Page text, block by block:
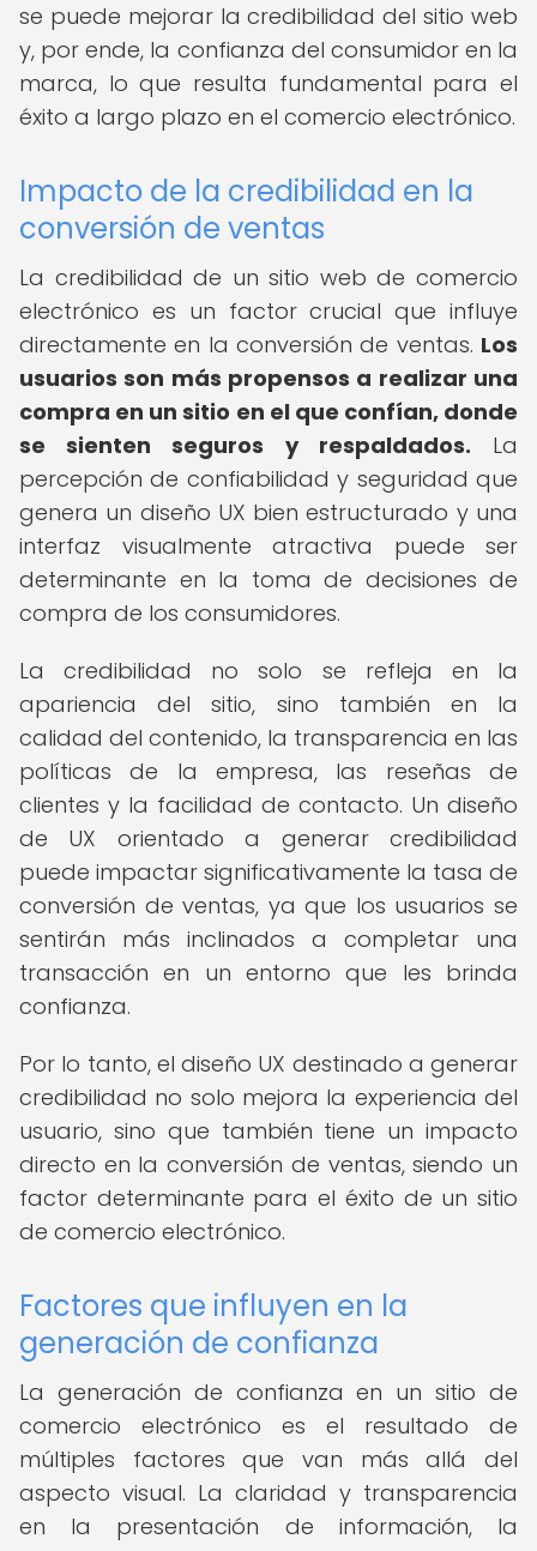
se puede mejorar la credibilidad del sitio web
y, por ende, la confianza del consumidor en la
marca, lo que resulta fundamental para el
éxito a largo plazo en el comercio electrónico.
Impacto de la credibilidad en la
conversión de ventas
La credibilidad de un sitio web de comercio
electrónico es un factor crucial que influye
directamente en la conversión de ventas. Los
usuarios son más propensos a realizar una
compra en un sitio en el que confían, donde
se sienten seguros y respaldados. La
percepción de confiabilidad y seguridad que
genera un diseño UX bien estructurado y una
interfaz visualmente atractiva puede ser
determinante en la toma de decisiones de
compra de los consumidores.
La credibilidad no solo se refleja en la
apariencia del sitio, sino también en la
calidad del contenido, la transparencia en las
políticas de la empresa, las reseñas de
clientes y la facilidad de contacto. Un diseño
de UX orientado a generar credibilidad
puede impactar significativamente la tasa de
conversión de ventas, ya que los usuarios se
sentirán más inclinados a completar una
transacción en un entorno que les brinda
confianza.
Por lo tanto, el diseño UX destinado a generar
credibilidad no solo mejora la experiencia del
usuario, sino que también tiene un impacto
directo en la conversión de ventas, siendo un
factor determinante para el éxito de un sitio
de comercio electrónico.
Factores que influyen en la
generación de confianza
La generación de confianza en un sitio de
comercio electrónico es el resultado de
múltiples factores que van más allá del
aspecto visual. La claridad y transparencia
en la presentación de información, la